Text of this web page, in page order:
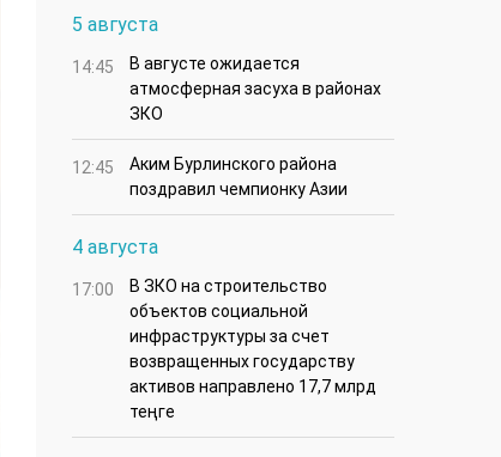
5 августа
14:45
В августе ожидается
атмосферная засуха в районах
ЗКО
12:45
Аким Бурлинского района
поздравил чемпионку Азии
4 августа
17:00
В ЗКО на строительство
объектов социальной
инфраструктуры за счет
возвращенных государству
активов направлено 17,7 млрд
теңге